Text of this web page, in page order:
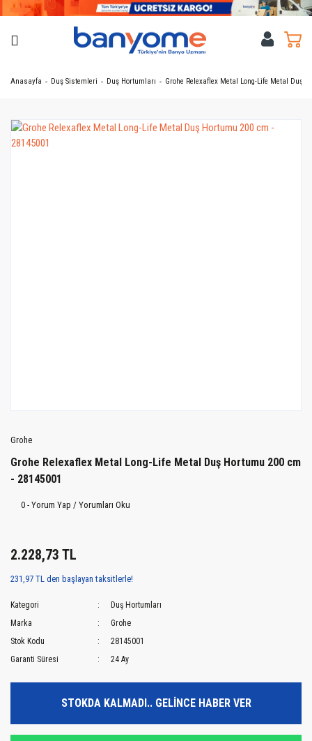
Anasayfa Duş Sistemleri Duş Hortumları Grohe Relexaflex Metal Long-Life Metal Duş
Grohe
Grohe Relexaflex Metal Long-Life Metal Duş Hortumu 200 cm
- 28145001
0 - Yorum Yap / Yorumları Oku
2.228,73 TL
231,97 TL den başlayan taksitlerle!
Kategori
Duş Hortumları
Marka
Grohe
Stok Kodu
28145001
Garanti Süresi
24 Ay
STOKDA KALMADI.. GELİNCE HABER VER